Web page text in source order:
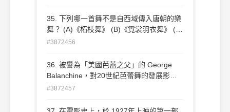
35. 下列哪一首舞不是自西域傳入唐朝的樂
舞？ (A)《柘枝舞》 (B)《霓裳羽衣舞》 (C)
《胡旋舞》 (D)《胡騰舞》
#3872456
36. 被譽為「美國芭蕾之父」的 George
Balanchine，對20世紀芭蕾舞的發展影響
深遠，下列何者錯誤？ (A)新古典芭蕾的代
習舞蹈 (C)曾加入Sergei Diaghilev 的
#3872457